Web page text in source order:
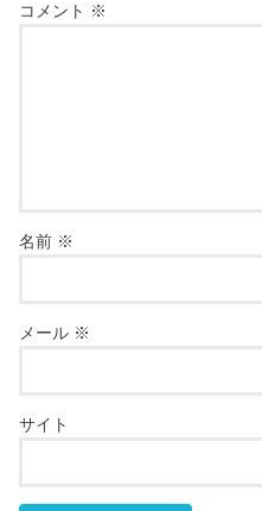
コメント ※
名前 ※
メール ※
サイト